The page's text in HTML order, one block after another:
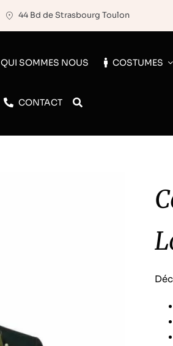
44 Bd de Strasbourg Toulon
QUI SOMMES NOUS COSTUMES
CONTACT